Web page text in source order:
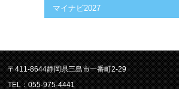
マイナビ2027
〒411-8644静岡県三島市一番町2-29
TEL：055-975-4441